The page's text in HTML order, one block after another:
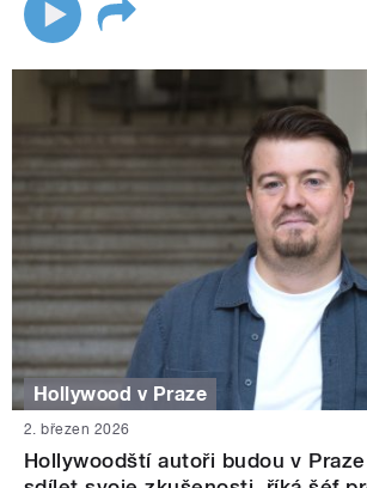
Hollywood v Praze
2. březen 2026
Hollywoodští autoři budou v